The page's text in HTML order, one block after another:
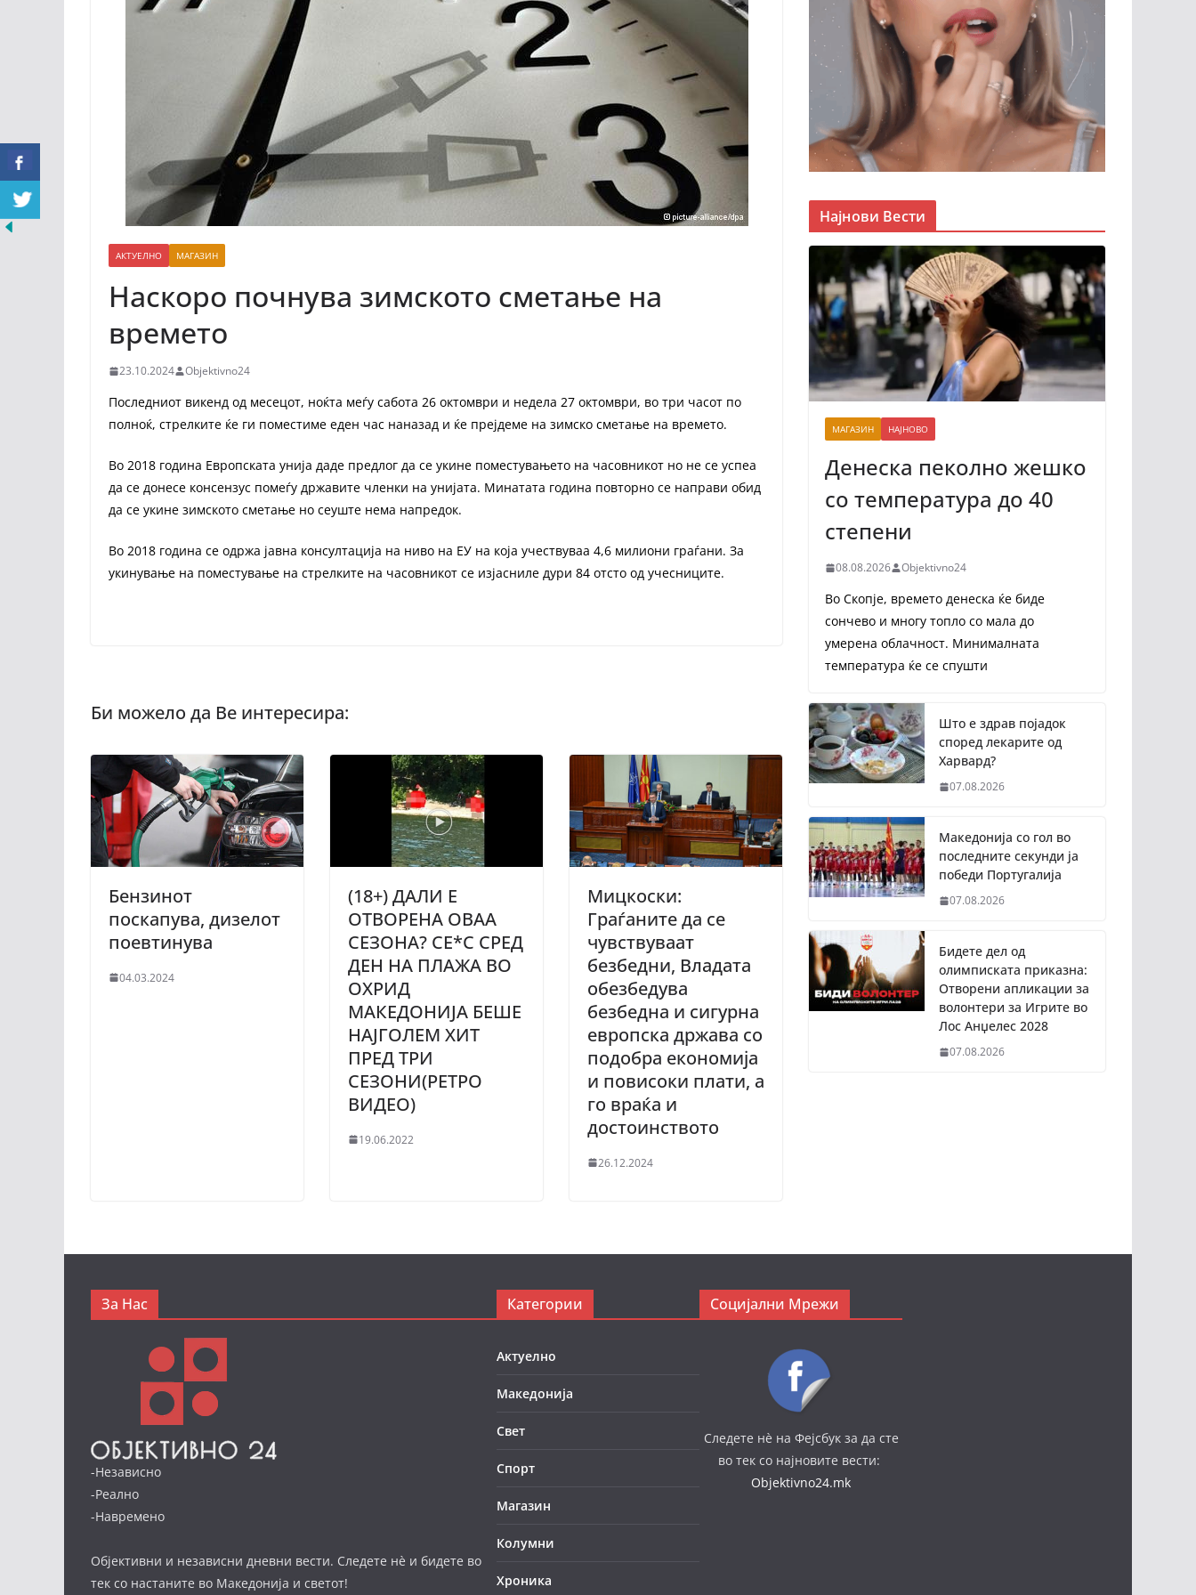
АКТУЕЛНО МАГАЗИН
Наскоро почнува зимското сметање на
времето
23.10.2024 Objektivno24
Последниот викенд од месецот, ноќта меѓу сабота 26 октомври и недела 27 октомври, во три часот по
полноќ, стрелките ќе ги поместиме еден час наназад и ќе прејдеме на зимско сметање на времето.
Во 2018 година Европската унија даде предлог да се укине поместувањето на часовникот но не се успеа
да се донесе консензус помеѓу државите членки на унијата. Минатата година повторно се направи обид
да се укине зимското сметање но сеуште нема напредок.
Во 2018 година се одржа јавна консултација на ниво на ЕУ на која учествуваа 4,6 милиони граѓани. За
укинување на поместување на стрелките на часовникот се изјасниле дури 84 отсто од учесниците.
Бензинот
поскапува, дизелот
поевтинува
04.03.2024
(18+) ДАЛИ Е
ОТВОРЕНА ОВАА
СЕЗОНА? CE*C СРЕД
ДЕН НА ПЛAЖА ВО
ОХPИД
МАКЕДОНИЈА БЕШЕ
НАЈГОЛЕМ ХИТ
ПРЕД ТРИ
СЕЗОНИ(РЕТРО
ВИДЕО)
19.06.2022
Мицкоски:
Граѓаните да се
чувствуваат
безбедни, Владата
обезбедува
безбедна и сигурна
европска држава со
подобра економија
и повисоки плати, а
го враќа и
достоинството
26.12.2024
Најнови Вести
МАГАЗИН НАЈНОВО
Денеска пеколно жешко
со температура до 40
степени
08.08.2026 Objektivno24
Во Скопје, времето денеска ќе биде
сончево и многу топло со мала до
умерена облачност. Минималната
температура ќе се спушти
Што е здрав појадок
според лекарите од
Харвард?
07.08.2026
Македонија со гол во
последните секунди ја
победи Португалија
07.08.2026
Бидете дел од
олимписката приказна:
Отворени апликации за
волонтери за Игрите во
Лос Анџелес 2028
07.08.2026
За Нас
-Независно
-Реално
-Навремено
Објективни и независни дневни вести. Следете нè и бидете во
тек со настаните во Македонија и светот!
Категории
Актуелно
Македонија
Свет
Спорт
Магазин
Колумни
Хроника
Социјални Мрежи
Следете нè на Фејсбук за да сте
во тек со најновите вести:
Objektivno24.mk